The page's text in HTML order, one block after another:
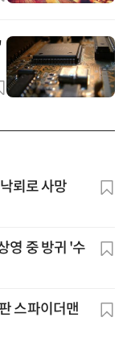
뢰로 사망
영 중 방귀 '수
스파이더맨